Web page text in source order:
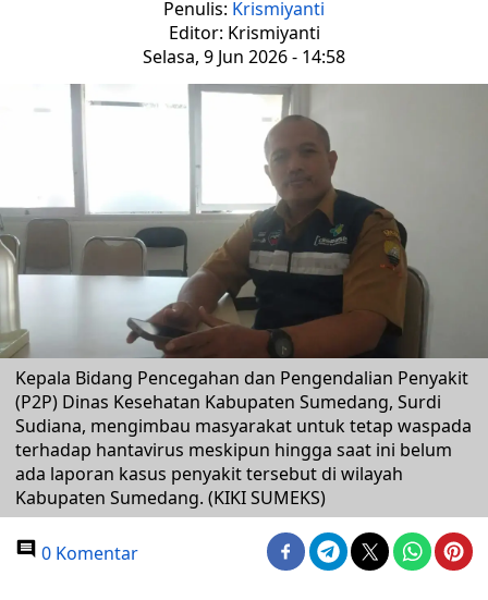
Penulis: Krismiyanti
Editor: Krismiyanti
Selasa, 9 Jun 2026 - 14:58
Kepala Bidang Pencegahan dan Pengendalian Penyakit
(P2P) Dinas Kesehatan Kabupaten Sumedang, Surdi
Sudiana, mengimbau masyarakat untuk tetap waspada
terhadap hantavirus meskipun hingga saat ini belum
ada laporan kasus penyakit tersebut di wilayah
Kabupaten Sumedang. (KIKI SUMEKS)
0 Komentar